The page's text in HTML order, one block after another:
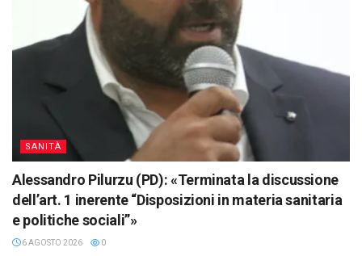
SANITÀ
Alessandro Pilurzu (PD): «Terminata la discussione
dell’art. 1 inerente “Disposizioni in materia sanitaria
e politiche sociali”»
6 AGOSTO 2026 0